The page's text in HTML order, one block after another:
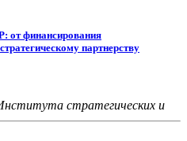
от финансирования
партнерству
стратегических и
при Президенте Республики
наук